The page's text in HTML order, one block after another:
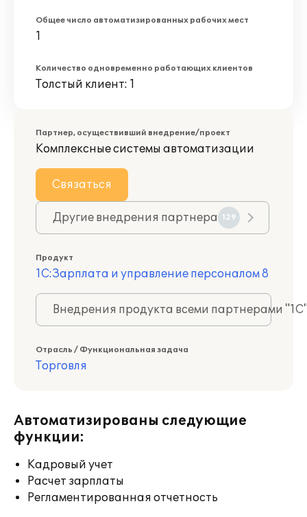
Общее число автоматизированных рабочих мест
1
Количество одновременно работающих клиентов
Толстый клиент: 1
Партнер, осуществивший внедрение/проект
Комплексные системы автоматизации
Связаться
Другие внедрения партнера 129
Продукт
1С:Зарплата и управление персоналом 8
Внедрения продукта всеми партнерами
Отрасль / Функциональная задача
Торговля
Автоматизированы следующие
функции:
Кадровый учет
Расчет зарплаты
Регламентированная отчетность